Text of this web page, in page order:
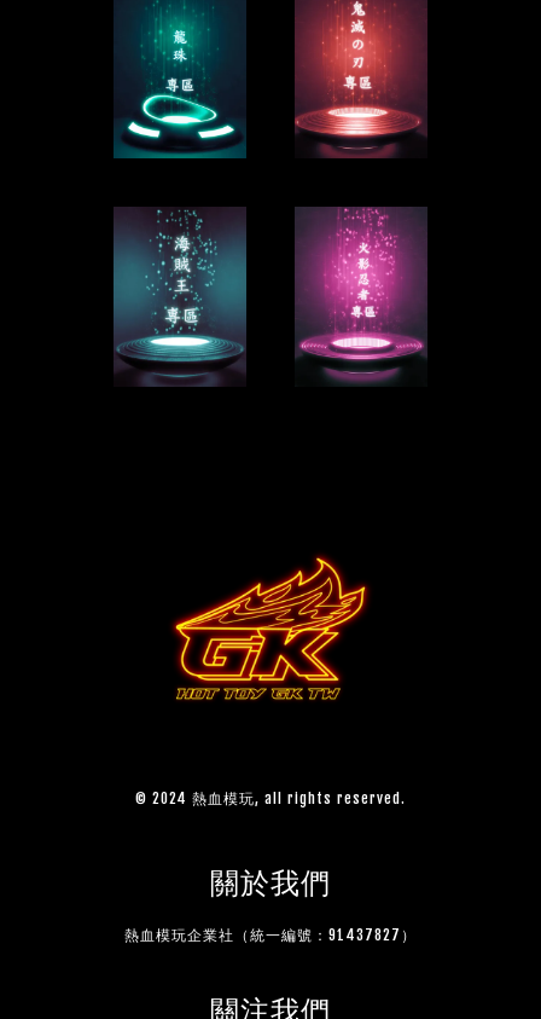
© 2024 熱血模玩, all rights reserved.
關於我們
熱血模玩企業社（統一編號：91437827）
關注我們